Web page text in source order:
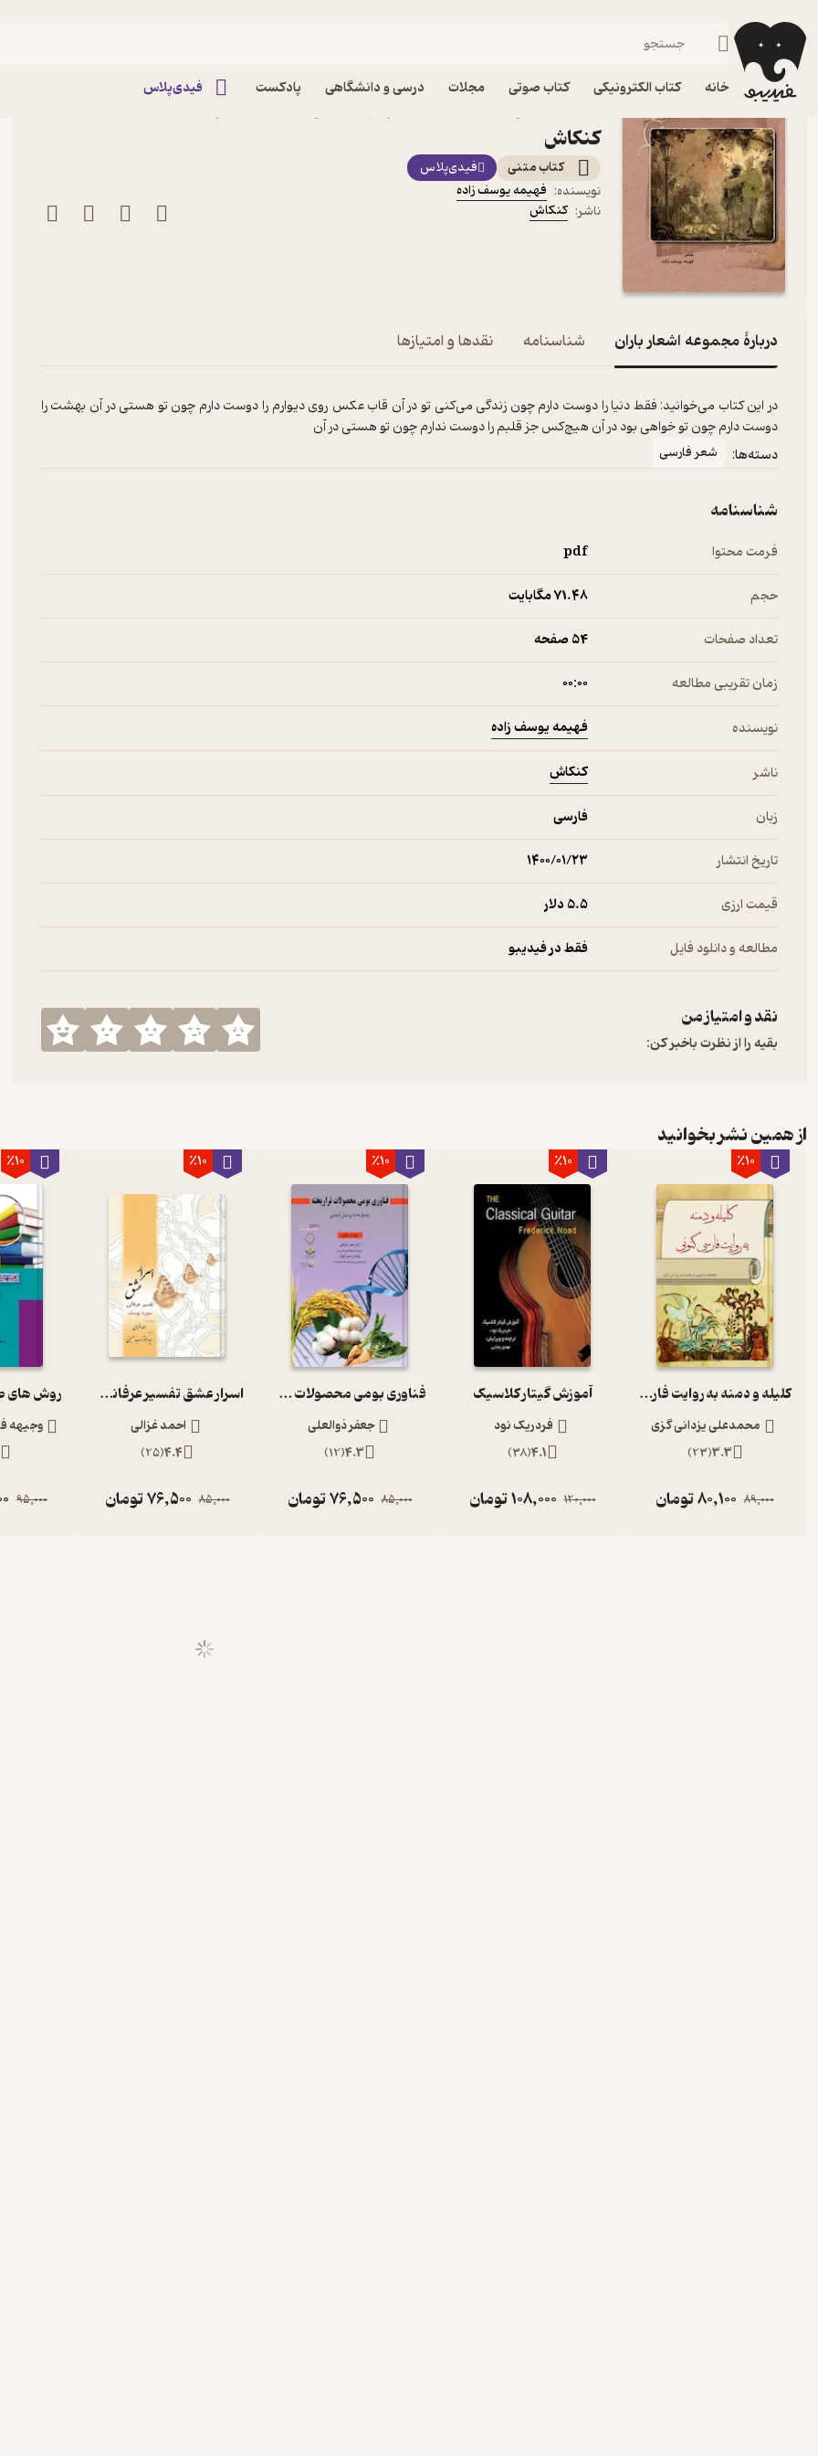
خانه کتاب الکترونیکی کتاب صوتی مجلات درسی و دانشگاهی پادکست فیدی‌پلاس
فیدیبو کتاب الکترونیکی
کنکاش
کتاب متنی
فیدی‌پلاس
نویسنده: فهیمه یوسف زاده
ناشر: کنکاش
دربارۀ مجموعه اشعار باران شناسنامه نقدها و امتیازها
در این کتاب می‌خوانید: فقط دنیا را دوست دارم چون زندگی می‌کنی تو در آن قاب عکس روی دیوارم را دوست دارم چون تو هستی در آن بهشت را
دوست دارم چون تو خواهی بود در آن هیچ‌کس جز قلبم را دوست ندارم چون تو هستی در آن
دسته‌ها: شعر فارسی
شناسنامه
فرمت محتوا pdf
حجم 71.۴۸ مگابایت
تعداد صفحات 54 صفحه
زمان تقریبی مطالعه ۰۰:۰۰
نویسنده فهیمه یوسف زاده
ناشر کنکاش
زبان فارسی
تاریخ انتشار ۱۴۰۰/۰۱/۲۳
قیمت ارزی 5.۵ دلار
مطالعه و دانلود فایل فقط در فیدیبو
نقد و امتیاز من
بقیه را از نظرت باخبر کن:
از همین نشر بخوانید
٪10
کلیله و دمنه به روایت فارسی کنونی
محمدعلی یزدانی گزی
3.3
(
23
)
89,000
80,100تومان
٪10
آموزش گیتار کلاسیک
فردریک نود
4.1
(
38
)
120,000
108,000تومان
٪10
فناوری بومی محصولات گیاهی تراریخته
جعفر ذوالعلی
4.3
(
12
)
85,000
76,500تومان
٪10
اسرار عشق تفسیر عرفانی سوره یوسف
احمد غزالی
4.4
(
25
)
85,000
76,500تومان
٪10
وجیهه
95,000